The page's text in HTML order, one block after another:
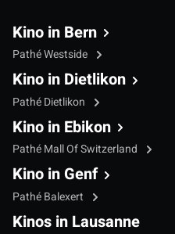
Kino in Bern
Pathé Westside
Kino in Dietlikon
Pathé Dietlikon
Kino in Ebikon
Pathé Mall Of Switzerland
Kino in Genf
Pathé Balexert
Kinos in Lausanne